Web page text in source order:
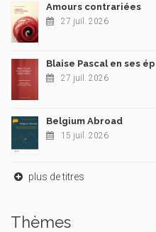
Amours contrariées
27 juil. 2026
Blaise Pascal en ses
27 juil. 2026
Belgium Abroad
15 juil. 2026
plus de titres
Thèmes